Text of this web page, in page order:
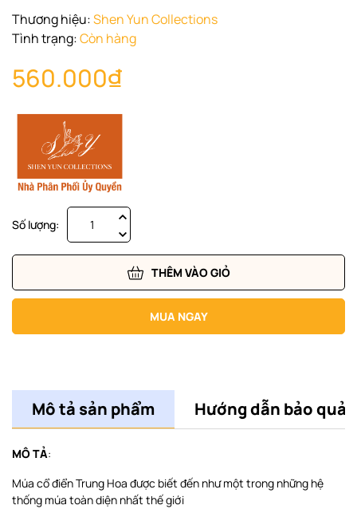
Thương hiệu:Shen Yun Collections
Tình trạng:Còn hàng
560.000₫
Số lượng:
THÊM VÀO GIỎ
MUA NGAY
Mô tả sản phẩm Hướng dẫn bảo quản
MÔ TẢ:
Múa cổ điển Trung Hoa được biết đến như một trong những hệ
thống múa toàn diện nhất thế giới